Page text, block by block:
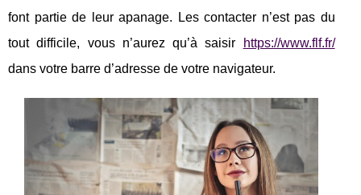
font partie de leur apanage. Les contacter n’est pas du
tout difficile, vous n’aurez qu’à saisir
https://www.flf.fr/
dans votre barre d’adresse de votre navigateur.